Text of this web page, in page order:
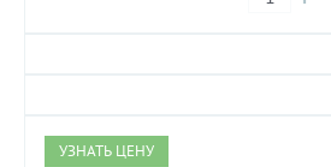
УЗНАТЬ ЦЕНУ